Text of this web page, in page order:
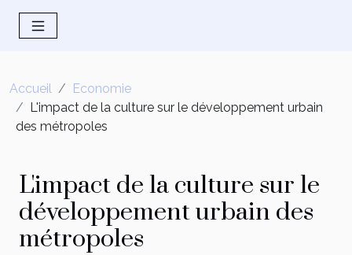
Accueil
Economie
L'impact de la culture sur le développement urbain
des métropoles
L'impact de la culture sur le
développement urbain des
métropoles